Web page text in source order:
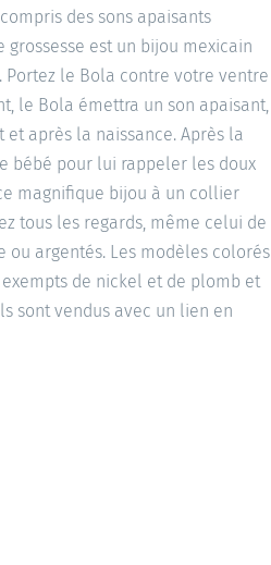
des sons apaisants
est un bijou mexicain
le Bola contre votre ventre
le Bola émettra un son apaisant,
après la naissance. Après la
bébé pour lui rappeler les doux
magnifique bijou à un collier
tous les regards, même celui de
ou argentés. Les modèles colorés
de nickel et de plomb et
sont vendus avec un lien en